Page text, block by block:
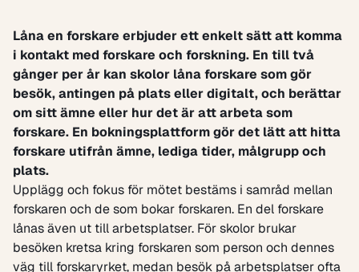
Låna en forskare erbjuder ett enkelt sätt att komma
i kontakt med forskare och forskning. En till två
gånger per år kan skolor låna forskare som gör
besök, antingen på plats eller digitalt, och berättar
om sitt ämne eller hur det är att arbeta som
forskare. En bokningsplattform gör det lätt att hitta
forskare utifrån ämne, lediga tider, målgrupp och
plats.
Upplägg och fokus för mötet bestäms i samråd mellan
forskaren och de som bokar forskaren. En del forskare
lånas även ut till arbetsplatser. För skolor brukar
besöken kretsa kring forskaren som person och dennes
väg till forskaryrket, medan besök på arbetsplatser ofta